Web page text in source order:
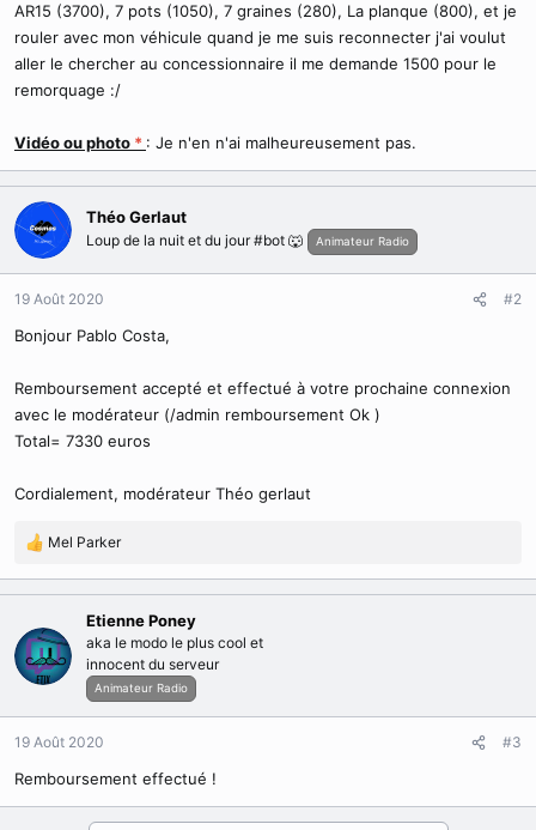
AR15 (3700), 7 pots (1050), 7 graines (280), La planque (800), et je
rouler avec mon véhicule quand je me suis reconnecter j'ai voulut
aller le chercher au concessionnaire il me demande 1500 pour le
remorquage :/
Vidéo ou photo * : Je n'en n'ai malheureusement pas.
Théo Gerlaut
Loup de la nuit et du jour #bot 🐺 Animateur Radio
19 Août 2020 #2
Bonjour Pablo Costa,
Remboursement accepté et effectué à votre prochaine connexion
avec le modérateur (/admin remboursement Ok )
Total= 7330 euros
Cordialement, modérateur Théo gerlaut
R
a
t
i
o
s
:
Mel Parker
Etienne Poney
aka le modo le plus cool et
innocent du serveur
Animateur Radio
19 Août 2020 #3
Remboursement effectué !